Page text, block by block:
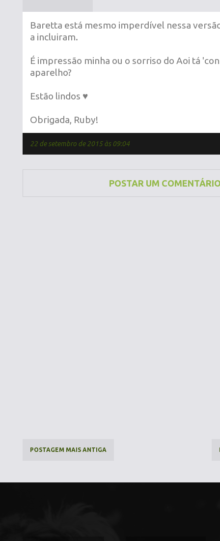
Baretta está mesmo imperdível nessa
a incluiram.
É impressão minha ou o sorriso do Aoi tá
aparelho?
Estão lindos ♥
Obrigada, Ruby!
22 de setembro de 2015 às 09:04
POSTAR UM
POSTAGEM MAIS ANTIGA